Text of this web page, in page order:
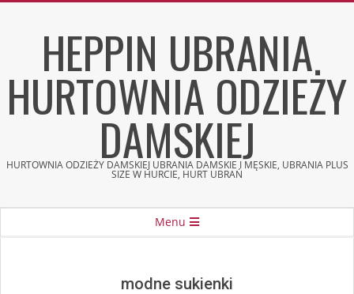
HEPPIN UBRANIA
HURTOWNIA ODZIEŻY
DAMSKIEJ
HURTOWNIA ODZIEŻY DAMSKIEJ UBRANIA DAMSKIE I MĘSKIE, UBRANIA PLUS
SIZE W HURCIE, HURT UBRAŃ
Menu
modne sukienki